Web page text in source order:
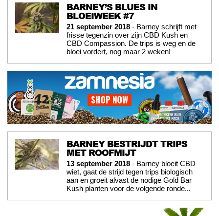
BARNEY’S BLUES IN
BLOEIWEEK #7
21 september 2018 - Barney schrijft met
frisse tegenzin over zijn CBD Kush en
CBD Compassion. De trips is weg en de
bloei vordert, nog maar 2 weken!
BARNEY BESTRIJDT TRIPS
MET ROOFMIJT
13 september 2018 - Barney bloeit CBD
wiet, gaat de strijd tegen trips biologisch
aan en groeit alvast de nodige Gold Bar
Kush planten voor de volgende ronde...